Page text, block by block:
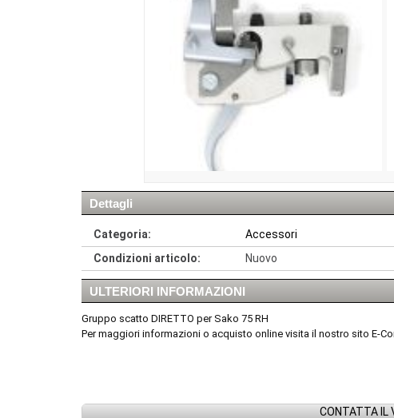
Dettagli
Categoria: Accessori
Condizioni articolo:
Nuovo
ULTERIORI INFORMAZIONI
Gruppo scatto DIRETTO per Sako 75 RH
Per maggiori informazioni o acquisto online visita il nostro sito E-
CONTATTA IL